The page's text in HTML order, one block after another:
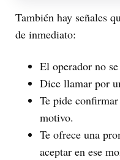
También hay señales
de inmediato:
El operador no
Dice llamar por
Te pide
motivo.
Te ofrece una
aceptar en ese